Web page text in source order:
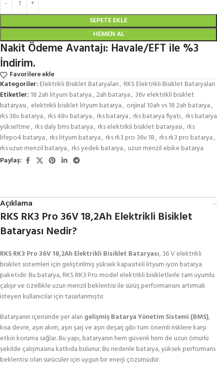
SEPETE EKLE
HEMEN AL
Nakit Ödeme Avantajı: Havale/EFT ile %3
İndirim.
Favorilere ekle
Kategoriler: Elektrikli Bisiklet Bataryaları, RKS Elektrikli Bisiklet Bataryaları
Etiketler: 18 2ah lityum batarya, 2ah batarya, 36v elektrikli bisiklet
bataryası, elektrikli bisiklet lityum batarya, orijinal 10ah vs 18 2ah batarya,
rks 36v batarya, rks 48v batarya, rks batarya, rks batarya fiyatı, rks batarya
yükseltme, rks daly bms batarya, rks elektrikli bisiklet bataryasi, rks
lifepo4 batarya, rks lityum batarya, rks rk3 pro 36v 18, rks rk3 pro batarya,
rks uzun menzil batarya, rks yedek batarya, uzun menzil ebike batarya
Paylaş:
Açıklama
RKS RK3 Pro 36V 18,2Ah Elektrikli Bisiklet
Bataryası Nedir?
RKS RK3 Pro 36V 18,2Ah Elektrikli Bisiklet Bataryası, 36 V elektrikli
bisiklet sistemleri için geliştirilmiş yüksek kapasiteli lityum iyon batarya
paketidir. Bu batarya, RKS RK3 Pro model elektrikli bisikletlerle tam uyumlu
çalışır ve özellikle uzun menzil beklentisi ile sürüş performansını artırmak
isteyen kullanıcılar için tasarlanmıştır.
Bataryanın içerisinde yer alan gelişmiş Batarya Yönetim Sistemi (BMS),
kısa devre, aşırı akım, aşırı şarj ve aşırı deşarj gibi tüm önemli risklere karşı
etkin koruma sağlar. Bu yapı, bataryanın hem güvenli hem de uzun ömürlü
şekilde çalışmasına katkıda bulunur. Bu nedenle batarya, yüksek performans
beklentisi olan sürücüler için uygun bir enerji çözümüdür.